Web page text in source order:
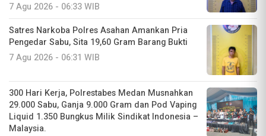
7 Agu 2026 - 06:33 WIB
Satres Narkoba Polres Asahan Amankan Pria
Pengedar Sabu, Sita 19,60 Gram Barang Bukti
7 Agu 2026 - 06:31 WIB
300 Hari Kerja, Polrestabes Medan Musnahkan
29.000 Sabu, Ganja 9.000 Gram dan Pod Vaping
Liquid 1.350 Bungkus Milik Sindikat Indonesia –
Malaysia.